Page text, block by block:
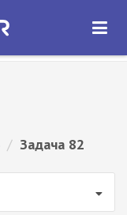
ОТКРЫТЬ
/ Задача 82